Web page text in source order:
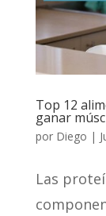
Top 12
ganar
por Diego |
Las